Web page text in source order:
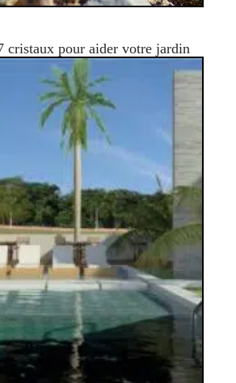
cristaux pour aider votre jardin